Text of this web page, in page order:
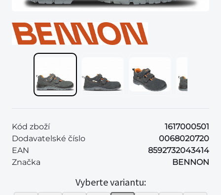
Kód zboží
1617000501
Dodavatelské číslo
0068020720
EAN
8592732043414
Značka
BENNON
Vyberte variantu: